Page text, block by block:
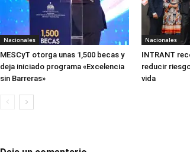
Nacionales
MESCyT otorga unas 1,500 becas y
deja iniciado programa «Excelencia
sin Barreras»
Nacionales
INTRANT
reducir
vida